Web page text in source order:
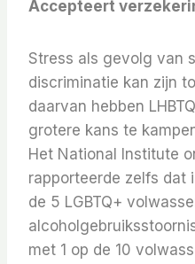
Accepteert
Stress als gevolg van
discriminatie kan zijn
daarvan hebben
grotere kans te
Het National Institute
rapporteerde zelfs dat
de 5 LGBTQ+
met 1 op de 10